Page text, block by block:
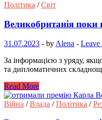
Політика /Світ
Великобританія поки
31.07.2023 - by Alena - Leave
За інформацією з уряду,
та дипломатичних
Read More
Війна /Влада /Політика /